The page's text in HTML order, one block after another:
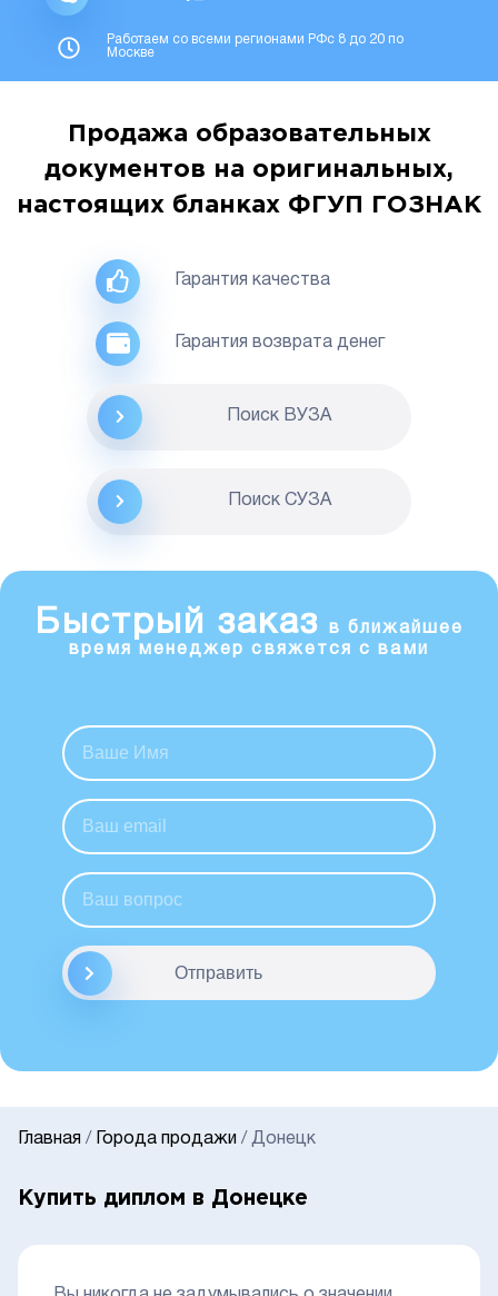
Работаем со всеми регионами РФс 8 до 20 по
Москве
Продажа образовательных
документов на оригинальных,
настоящих бланках ФГУП ГОЗНАК
Гарантия качества
Гарантия возврата денег
Поиск ВУЗА
Поиск CУЗА
Быстрый заказ
в ближайшее
время менеджер свяжется с вами
Отправить
Главная / Города продажи / Донецк
Купить диплом в Донецке